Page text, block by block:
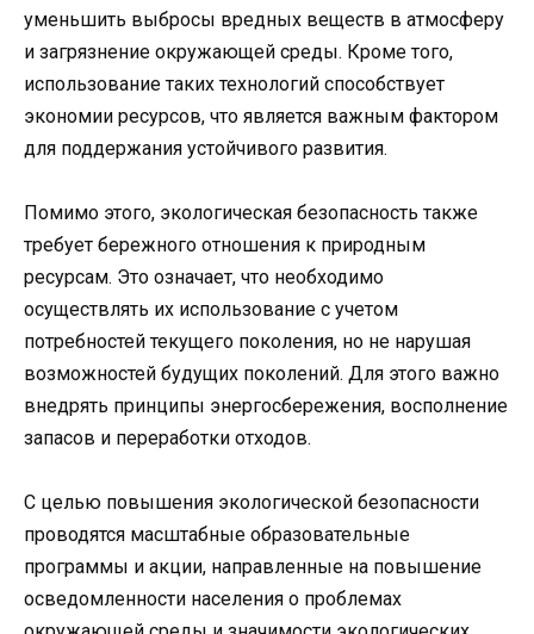
уменьшить выбросы вредных веществ в атмосферу
и загрязнение окружающей среды. Кроме того,
использование таких технологий способствует
экономии ресурсов, что является важным фактором
для поддержания устойчивого развития.
Помимо этого, экологическая безопасность также
требует бережного отношения к природным
ресурсам. Это означает, что необходимо
осуществлять их использование с учетом
потребностей текущего поколения, но не нарушая
возможностей будущих поколений. Для этого важно
внедрять принципы энергосбережения, восполнение
запасов и переработки отходов.
С целью повышения экологической безопасности
проводятся масштабные образовательные
программы и акции, направленные на повышение
осведомленности населения о проблемах